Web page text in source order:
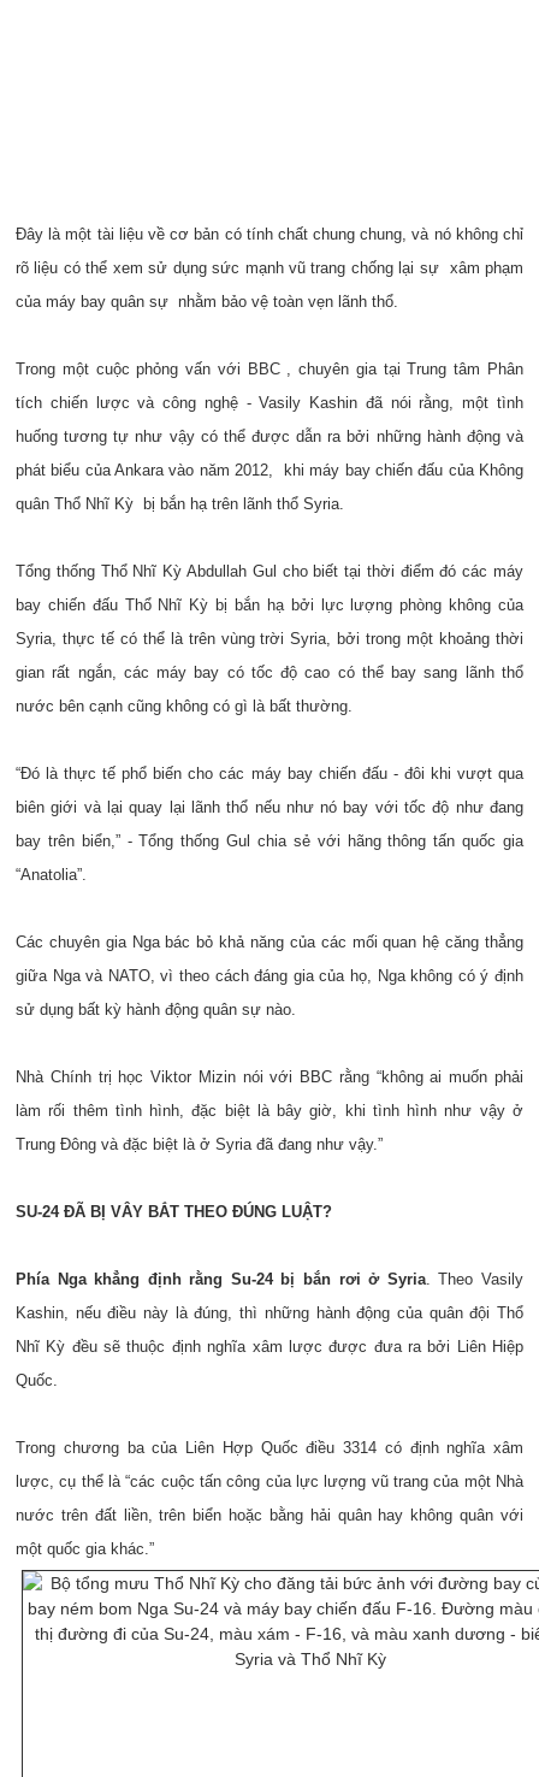
Đây là một tài liệu về cơ bản có tính chất chung chung, và nó không chỉ
rõ liệu có thể xem sử dụng sức mạnh vũ trang chống lại sự xâm phạm
của máy bay quân sự nhằm bảo vệ toàn vẹn lãnh thổ.
Trong một cuộc phỏng vấn với BBC , chuyên gia tại Trung tâm Phân
tích chiến lược và công nghệ - Vasily Kashin đã nói rằng, một tình
huống tương tự như vậy có thể được dẫn ra bởi những hành động và
phát biểu của Ankara vào năm 2012, khi máy bay chiến đấu của Không
quân Thổ Nhĩ Kỳ bị bắn hạ trên lãnh thổ Syria.
Tổng thống Thổ Nhĩ Kỳ Abdullah Gul cho biết tại thời điểm đó các máy
bay chiến đấu Thổ Nhĩ Kỳ bị bắn hạ bởi lực lượng phòng không của
Syria, thực tế có thể là trên vùng trời Syria, bởi trong một khoảng thời
gian rất ngắn, các máy bay có tốc độ cao có thể bay sang lãnh thổ
nước bên cạnh cũng không có gì là bất thường.
“Đó là thực tế phổ biến cho các máy bay chiến đấu - đôi khi vượt qua
biên giới và lại quay lại lãnh thổ nếu như nó bay với tốc độ như đang
bay trên biển,” - Tổng thống Gul chia sẻ với hãng thông tấn quốc gia
“Anatolia”.
Các chuyên gia Nga bác bỏ khả năng của các mối quan hệ căng thẳng
giữa Nga và NATO, vì theo cách đáng gia của họ, Nga không có ý định
sử dụng bất kỳ hành động quân sự nào.
Nhà Chính trị học Viktor Mizin nói với BBC rằng “không ai muốn phải
làm rối thêm tình hình, đặc biệt là bây giờ, khi tình hình như vậy ở
Trung Đông và đặc biệt là ở Syria đã đang như vậy.”
SU-24 ĐÃ BỊ VÂY BẮT THEO ĐÚNG LUẬT?
Phía Nga khẳng định rằng Su-24 bị bắn rơi ở Syria. Theo Vasily
Kashin, nếu điều này là đúng, thì những hành động của quân đội Thổ
Nhĩ Kỳ đều sẽ thuộc định nghĩa xâm lược được đưa ra bởi Liên Hiệp
Quốc.
Trong chương ba của Liên Hợp Quốc điều 3314 có định nghĩa xâm
lược, cụ thể là “các cuộc tấn công của lực lượng vũ trang của một Nhà
nước trên đất liền, trên biển hoặc bằng hải quân hay không quân với
một quốc gia khác.”